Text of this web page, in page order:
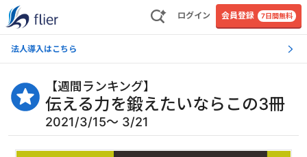
ログイン 会員登録 7日間無料
法人導入はこちら
【週間ランキング】
伝える力を鍛えたいならこの3冊
2021/3/15〜 3/21